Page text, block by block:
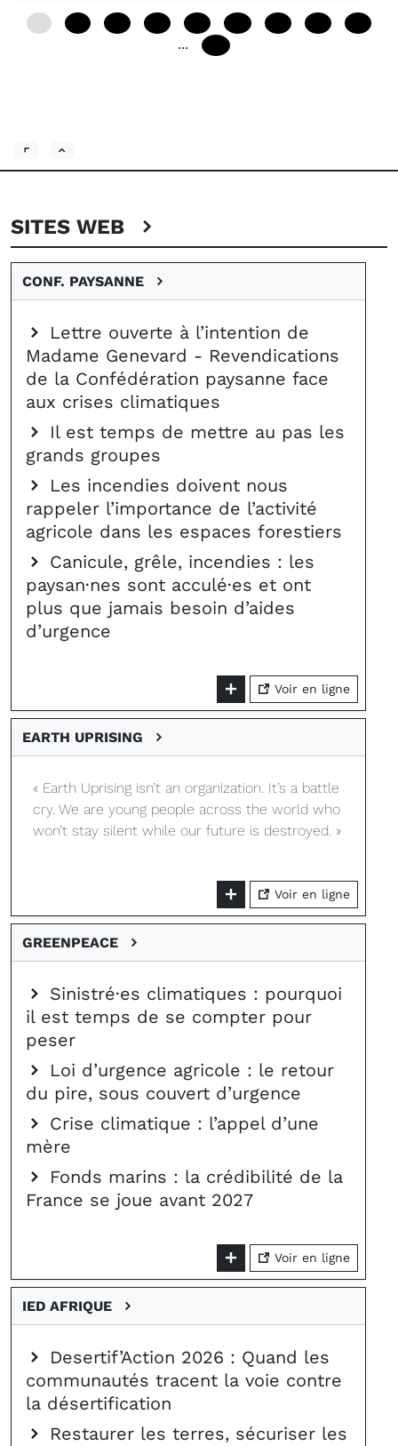
...
SITES WEB
CONF. PAYSANNE
Lettre ouverte à l’intention de
Madame Genevard - Revendications
de la Confédération paysanne face
aux crises climatiques
Il est temps de mettre au pas les
grands groupes
Les incendies doivent nous
rappeler l’importance de l’activité
agricole dans les espaces forestiers
Canicule, grêle, incendies : les
paysan·nes sont acculé·es et ont
plus que jamais besoin d’aides
d’urgence
Voir en ligne
EARTH UPRISING
« Earth Uprising isn’t an organization. It’s a battle
cry. We are young people across the world who
won’t stay silent while our future is destroyed. »
Voir en ligne
GREENPEACE
Sinistré·es climatiques : pourquoi
il est temps de se compter pour
peser
Loi d’urgence agricole : le retour
du pire, sous couvert d’urgence
Crise climatique : l’appel d’une
mère
Fonds marins : la crédibilité de la
France se joue avant 2027
Voir en ligne
IED AFRIQUE
Desertif’Action 2026 : Quand les
communautés tracent la voie contre
la désertification
Restaurer les terres, sécuriser les